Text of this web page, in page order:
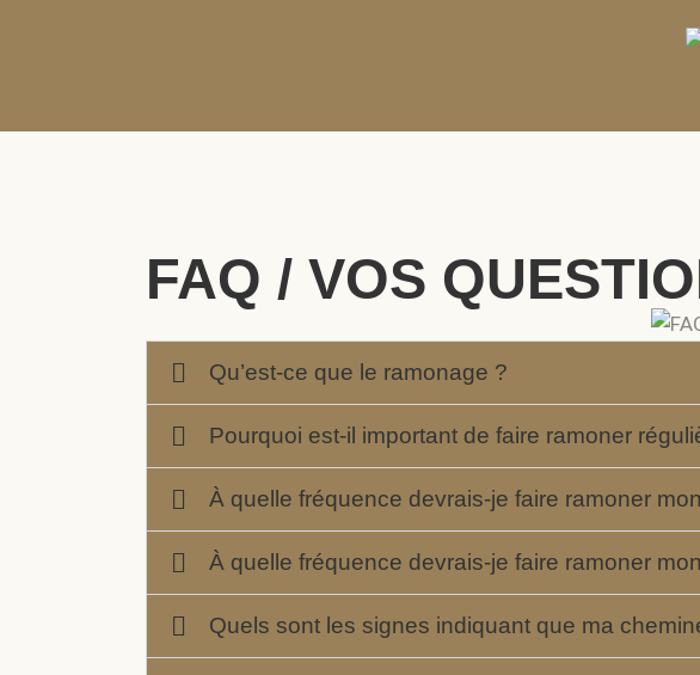
FAQ / VOS
Qu’est-ce que le ramonage ?
Pourquoi est-il important de faire ramoner
À quelle fréquence devrais-je faire ramoner
À quelle fréquence devrais-je faire ramoner
Quels sont les signes indiquant que ma